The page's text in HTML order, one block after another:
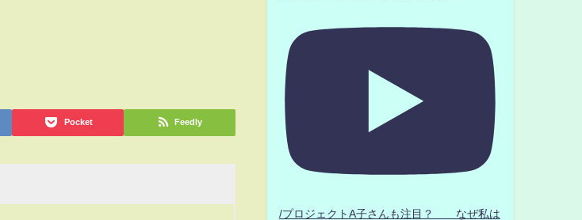
Pocket Feedly
/プロジェクトA子さんも注目？ なぜ私は